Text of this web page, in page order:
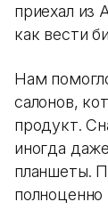
приехал из
как вести
Нам
салонов,
продукт.
иногда
планшеты.
полноценно